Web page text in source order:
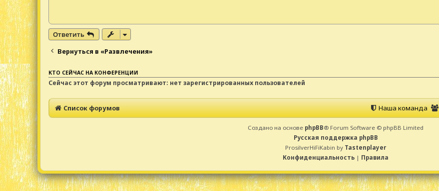
Ответить
Вернуться в «Развлечения»
КТО СЕЙЧАС НА КОНФЕРЕНЦИИ
Сейчас этот форум просматривают: нет зарегистрированных пользователей
Список форумов Наша команда
Создано на основе phpBB® Forum Software © phpBB Limited
Русская поддержка phpBB
ProsilverHiFiKabin by Tastenplayer
Конфиденциальность | Правила